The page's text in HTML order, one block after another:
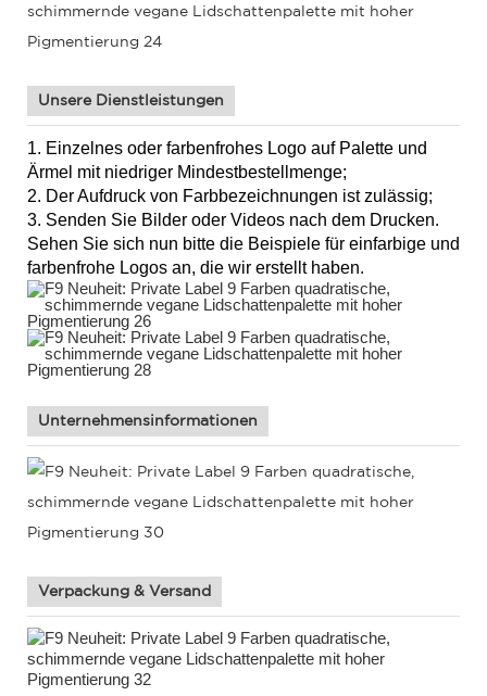
Unsere Dienstleistungen
1. Einzelnes oder farbenfrohes Logo auf Palette und
Ärmel mit niedriger Mindestbestellmenge;
2. Der Aufdruck von Farbbezeichnungen ist zulässig;
3. Senden Sie Bilder oder Videos nach dem Drucken.
Sehen Sie sich nun bitte die Beispiele für einfarbige und
farbenfrohe Logos an, die wir erstellt haben.
Unternehmensinformationen
Verpackung & Versand